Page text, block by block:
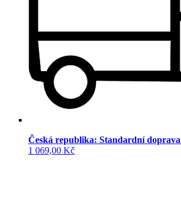
Česká republika: Standardní
1 069,00 Kč